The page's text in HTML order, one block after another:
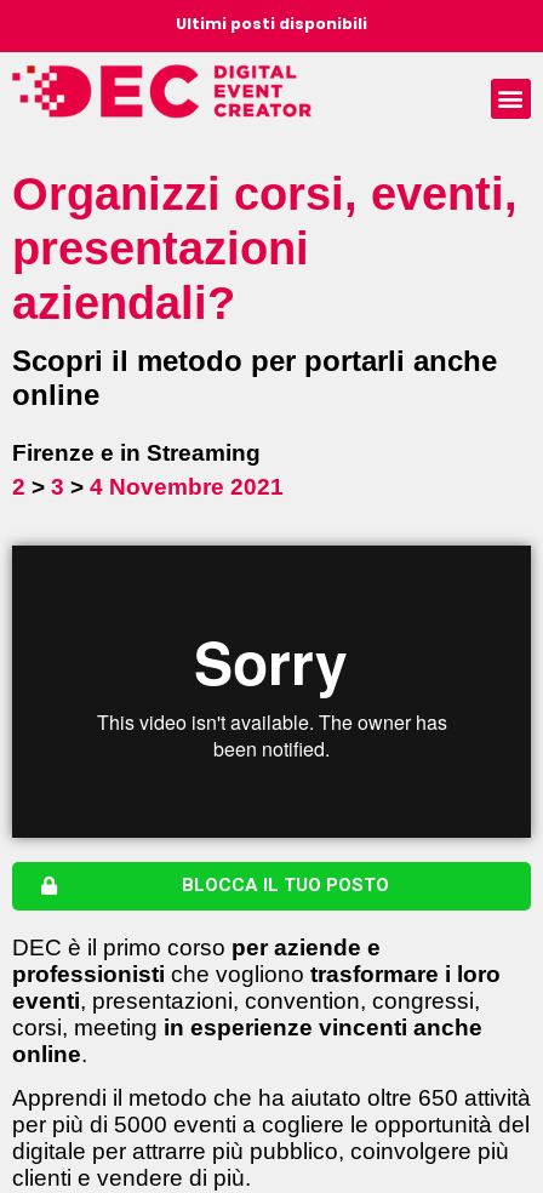
Ultimi posti disponibili
Organizzi corsi, eventi,
presentazioni
aziendali?
Scopri il metodo per portarli anche
online
Firenze e in Streaming
2 > 3 > 4 Novembre 2021
BLOCCA IL TUO POSTO
DEC è il primo corso per aziende e
professionisti che vogliono trasformare i loro
eventi, presentazioni, convention, congressi,
corsi, meeting in esperienze vincenti anche
online.
Apprendi il metodo che ha aiutato oltre 650 attività
per più di 5000 eventi a cogliere le opportunità del
digitale per attrarre più pubblico, coinvolgere più
clienti e vendere di più.